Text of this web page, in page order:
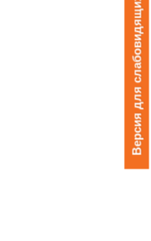
Версия для слабовидящих